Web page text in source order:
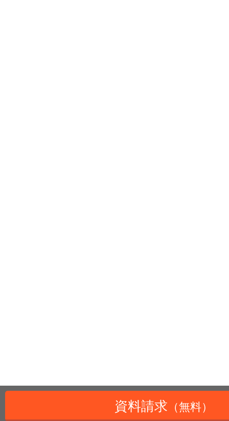
資料請求 （無料）